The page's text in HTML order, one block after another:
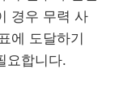
경우 무력 사
에 도달하기
요합니다.